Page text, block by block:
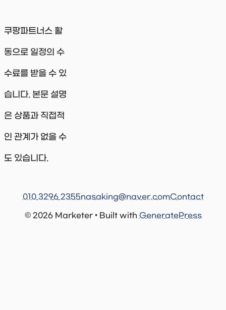
쿠팡파트너스 활
동으로 일정의 수
수료를 받을 수 있
습니다. 본문 설명
은 상품과 직접적
인 관계가 없을 수
도 있습니다.
© 2026 Marketer • Built with GeneratePress
010 3296 2355nasaking@naver.comContact